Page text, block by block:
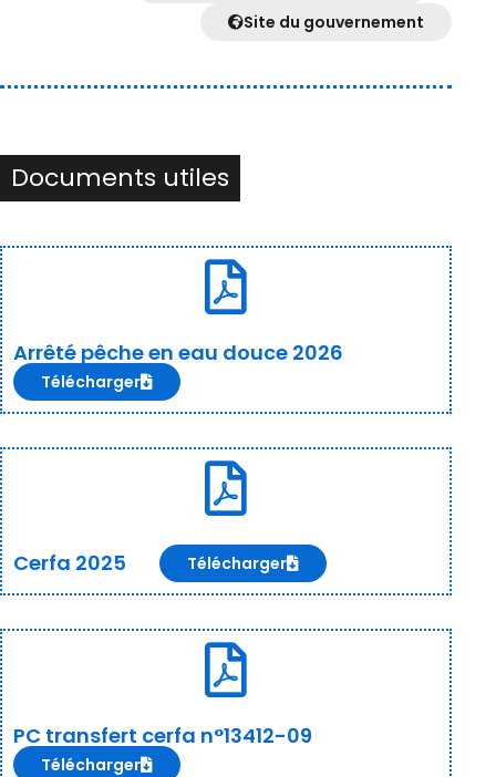
Site du gouvernement
Documents utiles
Arrêté pêche en eau douce 2026
Télécharger
Cerfa 2025 Télécharger
PC transfert cerfa n°13412-09
Télécharger